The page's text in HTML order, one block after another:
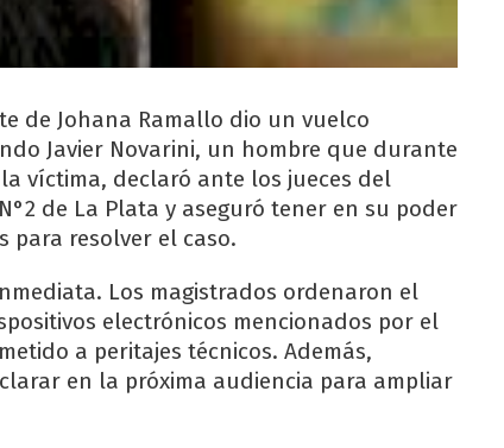
de Johana Ramallo dio un vuelco
Javier Novarini, un hombre que durante
víctima, declaró ante los jueces del
de La Plata y aseguró tener en su poder
para resolver el caso.
Los magistrados ordenaron el
electrónicos mencionados por el
a peritajes técnicos. Además,
en la próxima audiencia para ampliar